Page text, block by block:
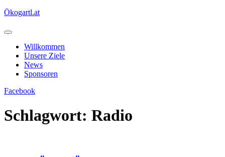
Skip
content
Ökogartl.at
Open
ButtonWillkommen
Unsere Ziele
News
Sponsoren
Close
FacebookGet
Schlagwort: Radio